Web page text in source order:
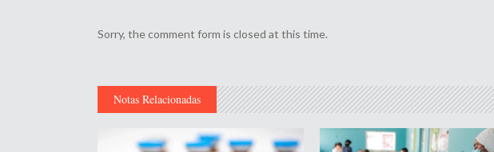
Sorry, the comment form is closed at this time.
Notas Relacionadas